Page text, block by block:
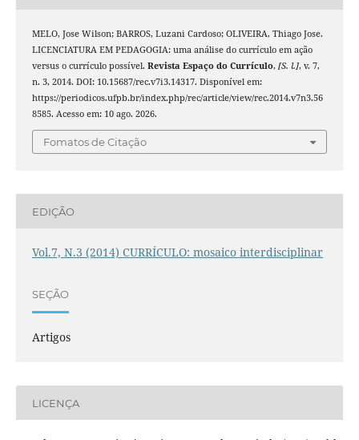
MELO, Jose Wilson; BARROS, Luzani Cardoso; OLIVEIRA, Thiago Jose.
LICENCIATURA EM PEDAGOGIA: uma análise do currículo em ação
versus o currículo possível. Revista Espaço do Currículo, [S. l.], v. 7,
n. 3, 2014. DOI: 10.15687/rec.v7i3.14317. Disponível em:
https://periodicos.ufpb.br/index.php/rec/article/view/rec.2014.v7n3.56
8585. Acesso em: 10 ago. 2026.
Fomatos de Citação
EDIÇÃO
Vol.7, N.3 (2014) CURRÍCULO: mosaico interdisciplinar
SEÇÃO
Artigos
LICENÇA